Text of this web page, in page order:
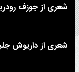
شعری از جوزف
شعری از داریوش